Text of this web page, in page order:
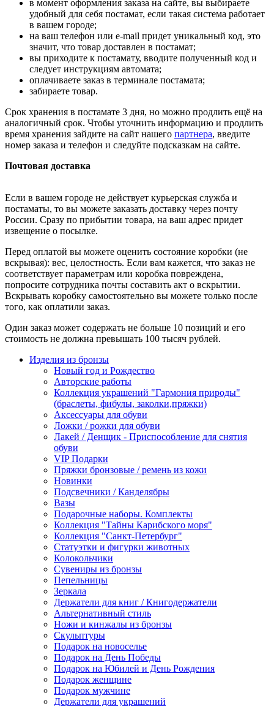
в момент оформления заказа на сайте, вы выбираете
удобный для себя постамат, если такая система работает
в вашем городе;
на ваш телефон или e-mail придет уникальный код, это
значит, что товар доставлен в постамат;
вы приходите к постамату, вводите полученный код и
следует инструкциям автомата;
оплачиваете заказ в терминале постамата;
забираете товар.
Срок хранения в постамате 3 дня, но можно продлить ещё на
аналогичный срок. Чтобы уточнить информацию и продлить
время хранения зайдите на сайт нашего партнера, введите
номер заказа и телефон и следуйте подсказкам на сайте.
Почтовая доставка
Если в вашем городе не действует курьерская служба и
постаматы, то вы можете заказать доставку через почту
России. Сразу по прибытии товара, на ваш адрес придет
извещение о посылке.
Перед оплатой вы можете оценить состояние коробки (не
вскрывая): вес, целостность. Если вам кажется, что заказ не
соответствует параметрам или коробка повреждена,
попросите сотрудника почты составить акт о вскрытии.
Вскрывать коробку самостоятельно вы можете только после
того, как оплатили заказ.
Один заказ может содержать не больше 10 позиций и его
стоимость не должна превышать 100 тысяч рублей.
Изделия из бронзы
Новый год и Рождество
Авторские работы
Коллекция украшений "Гармония природы"
(браслеты, фибулы, заколки,пряжки)
Аксессуары для обуви
Ложки / рожки для обуви
Лакей / Денщик - Приспособление для снятия
обуви
VIP Подарки
Пряжки бронзовые / ремень из кожи
Новинки
Подсвечники / Канделябры
Вазы
Подарочные наборы. Комплекты
Коллекция "Тайны Карибского моря"
Коллекция "Санкт-Петербург"
Статуэтки и фигурки животных
Колокольчики
Сувениры из бронзы
Пепельницы
Зеркала
Держатели для книг / Книгодержатели
Альтернативный стиль
Ножи и кинжалы из бронзы
Скульптуры
Подарок на новоселье
Подарок на День Победы
Подарок на Юбилей и День Рождения
Подарок женщине
Подарок мужчине
Держатели для украшений